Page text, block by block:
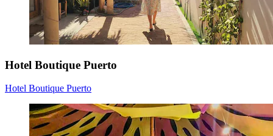
Hotel Boutique Puerto
Hotel Boutique Puerto